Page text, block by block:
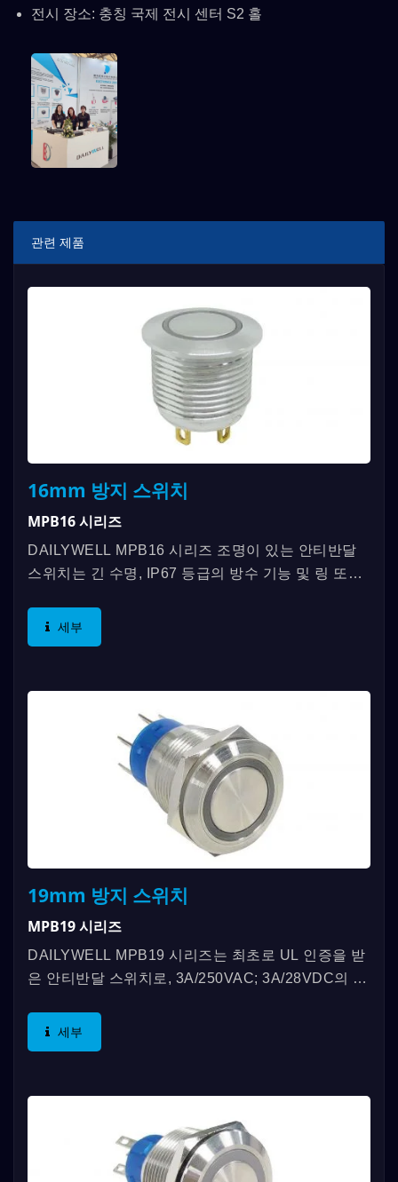
전시 장소: 충칭 국제 전시 센터 S2 홀
관련 제품
16mm 방지 스위치
MPB16 시리즈
DAILYWELL MPB16 시리즈 조명이 있는 안티반달
스위치는 긴 수명, IP67 등급의 방수 기능 및 링 또는
시리즈 안티반달...
세부
19mm 방지 스위치
MPB19 시리즈
DAILYWELL MPB19 시리즈는 최초로 UL 인증을 받
은 안티반달 스위치로, 3A/250VAC; 3A/28VDC의 등
또는 DPDT 기능, 그리고...
세부